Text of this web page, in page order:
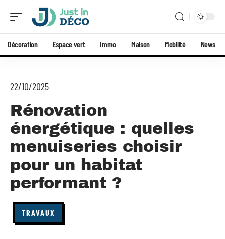
Décoration Espace vert Immo Maison Mobilité News
22/10/2025
Rénovation
énergétique : quelles
menuiseries choisir
pour un habitat
performant ?
TRAVAUX